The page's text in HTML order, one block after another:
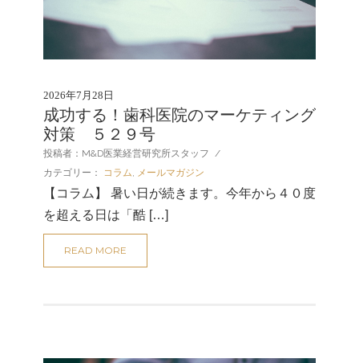
2026年7月28日
成功する！歯科医院のマーケティング
対策 ５２９号
投稿者：M&D医業経営研究所スタッフ /
カテゴリー：
コラム, メールマガジン
【コラム】 暑い日が続きます。今年から４０度
を超える日は「酷 […]
READ MORE